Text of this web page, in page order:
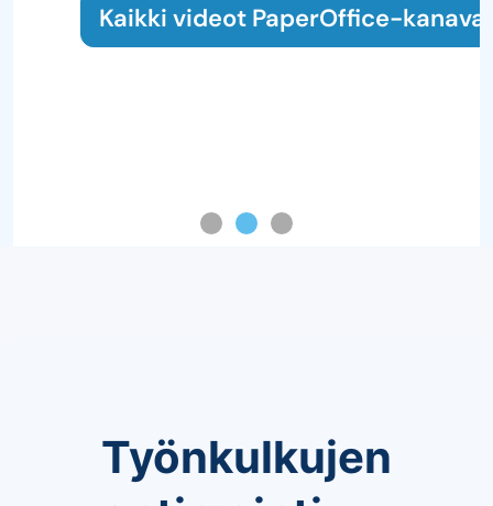
Kaikki videot PaperOffice-kanavalla
Työnkulkujen